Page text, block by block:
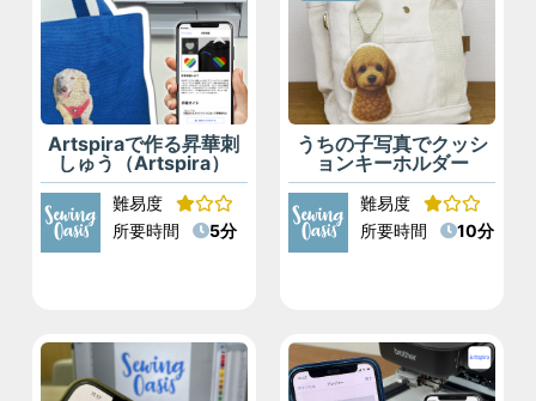
Artspiraで作る昇華刺
しゅう（Artspira）
難易度
所要時間
5分
うちの子写真でクッシ
ョンキーホルダー
難易度
所要時間
10分